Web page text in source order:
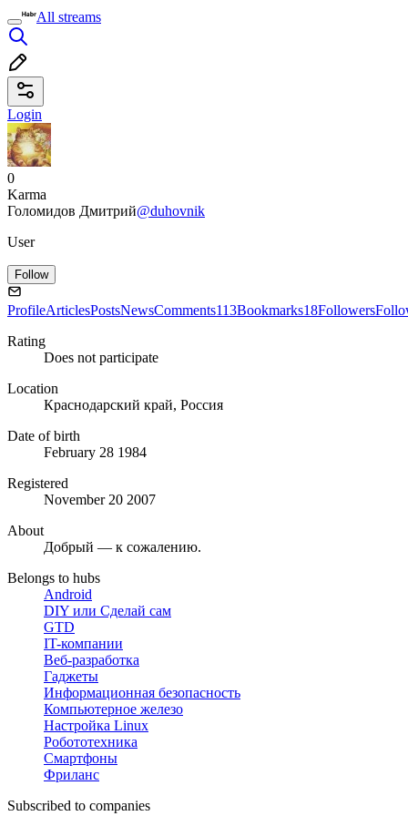
All streams
Login
0
Karma
Голомидов Дмитрий@duhovnik
User
Follow
ProfileArticlesPostsNewsComments113Bookmarks18Followers
Rating
Does not participate
Location
Краснодарский край, Россия
Date of birth
February 28 1984
Registered
November 20 2007
About
Добрый — к сожалению.
Belongs to hubs
Android
DIY или Сделай сам
GTD
IT-компании
Веб-разработка
Гаджеты
Информационная безопасность
Компьютерное железо
Настройка Linux
Робототехника
Смартфоны
Фриланс
Subscribed to companies